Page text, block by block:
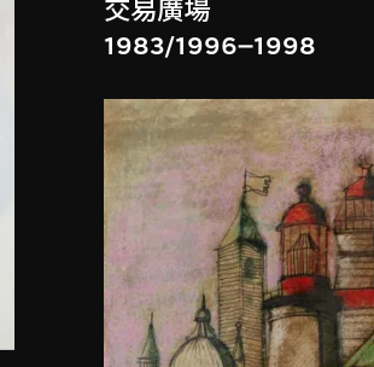
交易廣場
1983/1996–1998